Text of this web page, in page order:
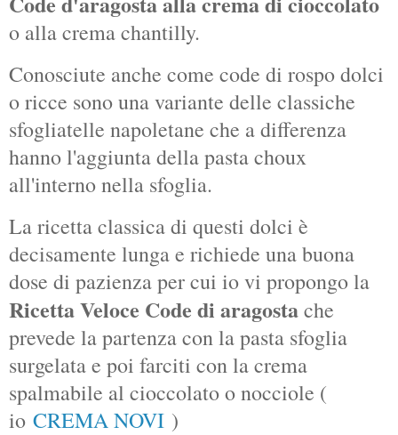
o alla crema chantilly.
Conosciute anche come code di rospo dolci
o ricce sono una variante delle classiche
sfogliatelle napoletane che a differenza
hanno l'aggiunta della pasta choux
all'interno nella sfoglia.
La ricetta classica di questi dolci è
decisamente lunga e richiede una buona
dose di pazienza per cui io vi propongo la
Ricetta Veloce Code di aragostache
prevede la partenza con la pasta sfoglia
surgelata e poi farciti con la crema
spalmabile al cioccolato o nocciole (
io CREMA NOVI )